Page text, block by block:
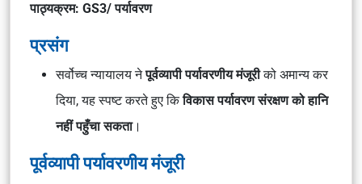
पाठ्यक्रम: GS3/ पर्यावरण
प्रसंग
सर्वोच्च न्यायालय नेपूर्वव्यापी पर्यावरणीय मंजूरीको अमान्य कर
दिया, यह स्पष्ट करते हुए किविकास पर्यावरण संरक्षण को हानि
नहीं पहुँचा सकता।
पूर्वव्यापी पर्यावरणीय मंजूरी